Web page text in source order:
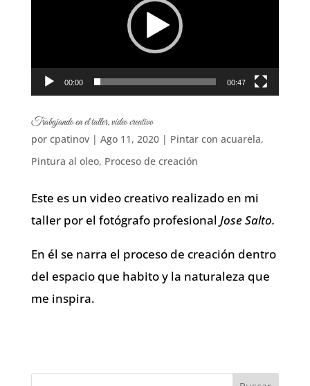
00:00 00:47
Trabajando en el taller, vídeo creativo
por cpatinov| Ago 11, 2020| Pintar con acuarela,
Pintura al oleo, Proceso de creación
Este es un video creativo realizado en mi
taller por el fotógrafo profesional Jose Salto.
En él se narra el proceso de creación dentro
del espacio que habito y la naturaleza que
me inspira.